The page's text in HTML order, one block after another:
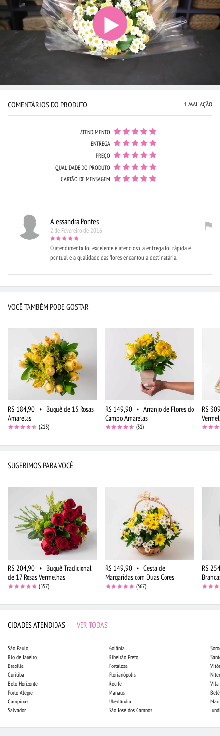
COMENTÁRIOS DO PRODUTO 1 AVALIAÇÃO
ATENDIMENTO
ENTREGA
PREÇO
QUALIDADE DO PRODUTO
CARTÃO DE MENSAGEM
Alessandra Pontes
2 de Fevereiro de 2016
O atendimento foi excelente e atencioso, a entrega foi rápida e
pontual e a qualidade das flores encantou a destinatária.
VOCÊ TAMBÉM PODE GOSTAR
R$ 184,90 • Buquê de 15 Rosas
Amarelas
(213)
R$ 149,90 • Arranjo de Flores do
Campo Amarelas
(31)
R$
SUGERIMOS PARA VOCÊ
R$ 204,90 • Buquê Tradicional
de 17 Rosas Vermelhas
(557)
R$ 149,90 • Cesta de
Margaridas com Duas Cores
(367)
R$
CIDADES ATENDIDAS | VER TODAS
São Paulo
Rio de Janeiro
Brasília
Curitiba
Belo Horizonte
Porto Alegre
Campinas
Salvador
Goiânia
Ribeirão Preto
Fortaleza
Florianópolis
Recife
Manaus
Uberlândia
São José dos Campos
Vila